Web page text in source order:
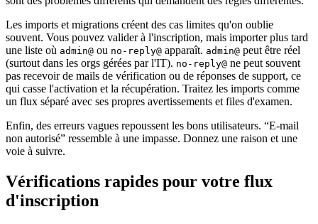
Les imports et migrations créent des cas limites qu'on oublie
souvent. Vous pouvez valider à l'inscription, mais importer plus tard
une liste où admin@ ou no-reply@ apparaît. admin@ peut être réel
(surtout dans les orgs gérées par l'IT). no-reply@ ne peut souvent
pas recevoir de mails de vérification ou de réponses de support, ce
qui casse l'activation et la récupération. Traitez les imports comme
un flux séparé avec ses propres avertissements et files d'examen.
Enfin, des erreurs vagues repoussent les bons utilisateurs. “E-mail
non autorisé” ressemble à une impasse. Donnez une raison et une
voie à suivre.
Vérifications rapides pour votre flux
d'inscription